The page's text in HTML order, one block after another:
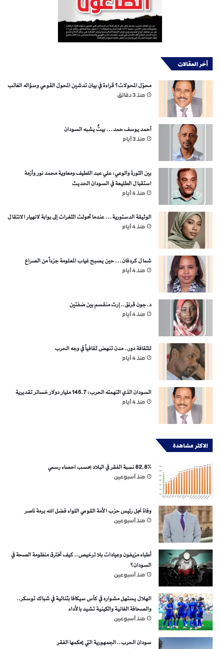
أخر المقالات
محوّل المحولات؟ قراءة في بيان تدشين المحول القومي وسؤاله الغائب
منذ 3 دقائق
أحمد يوسف حمد… بيتٌ يشبه السودان
منذ 3 أيام
بين الثورة والوعي: علي عبد اللطيف ومعاوية محمد نور وأزمة
استقبال الطليعة في السودان الحديث
منذ 4 أيام
الوثيقة الدستورية… عندما تحولت الثغرات إلى بوابة لانهيار الانتقال
منذ 4 أيام
شمال كردفان… حين يصبح غياب المعلومة جزءاً من الصراع
منذ 4 أيام
د. جون قرنق.. إرث منقسم بين ضفتين
منذ 4 أيام
للثقافة دور.. مدن تنهض ثقافياً في وجه الحرب
منذ 4 أيام
السودان الذي التهمته الحرب: 145.7 مليار دولار خسائر تقديرية
منذ 4 أيام
الاكثر مشاهدة
82.8% نسبة الفقر في البلاد بحسب احصاء رسمي
منذ أسبوعين
وفاة نجل رئيس حزب الأمة القومي اللواء فضل الله برمة ناصر
منذ أسبوعين
أطباء مزيفون وعيادات بلا ترخيص.. كيف تخترق منظومة الصحة في
السودان؟
منذ أسبوعين
الهلال يستهل مشواره في كأس سيكافا بثنائية في شباك توسكر..
والصحافة الغانية والكينية تشيد بالأداء
منذ أسبوعين
سودان الحرب.. الجمهورية التي يحكمها الفقر